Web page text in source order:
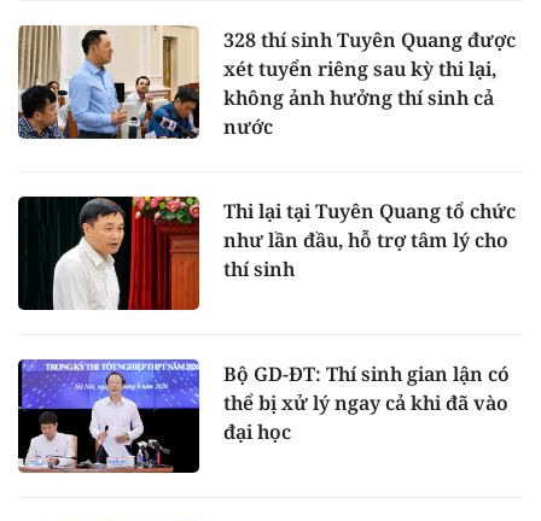
328 thí sinh Tuyên Quang được
xét tuyển riêng sau kỳ thi lại,
không ảnh hưởng thí sinh cả
nước
Thi lại tại Tuyên Quang tổ chức
như lần đầu, hỗ trợ tâm lý cho
thí sinh
Bộ GD-ĐT: Thí sinh gian lận có
thể bị xử lý ngay cả khi đã vào
đại học